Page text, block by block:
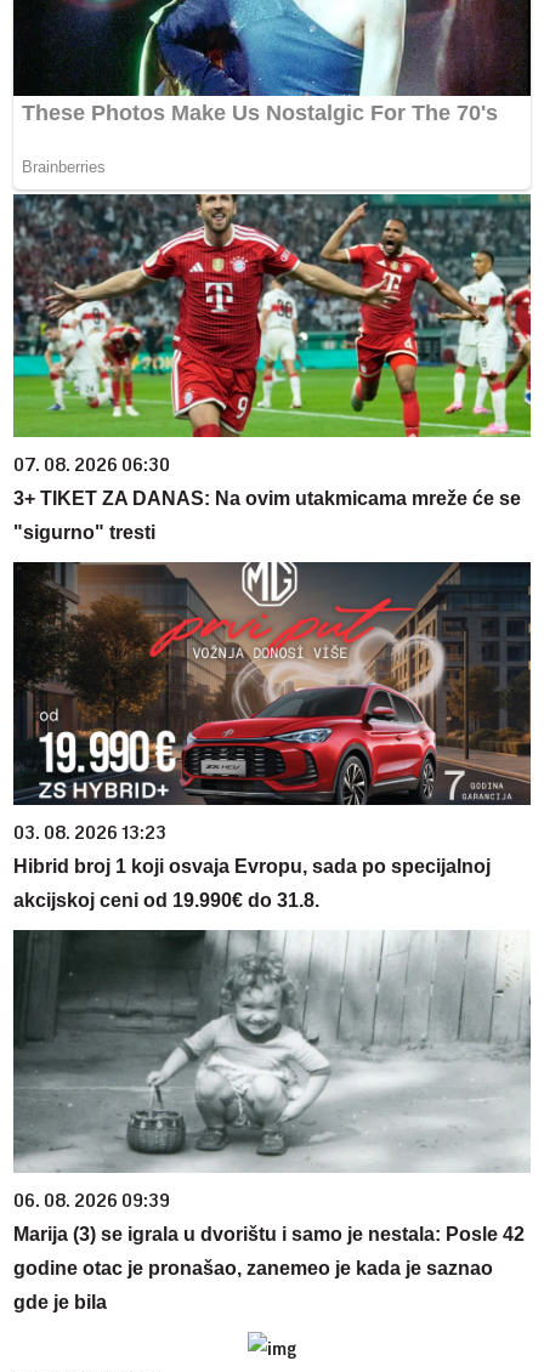
07. 08. 2026 06:30
3+ TIKET ZA DANAS: Na ovim utakmicama mreže će se
"sigurno" tresti
03. 08. 2026 13:23
Hibrid broj 1 koji osvaja Evropu, sada po specijalnoj
akcijskoj ceni od 19.990€ do 31.8.
06. 08. 2026 09:39
Marija (3) se igrala u dvorištu i samo je nestala: Posle 42
godine otac je pronašao, zanemeo je kada je saznao
gde je bila